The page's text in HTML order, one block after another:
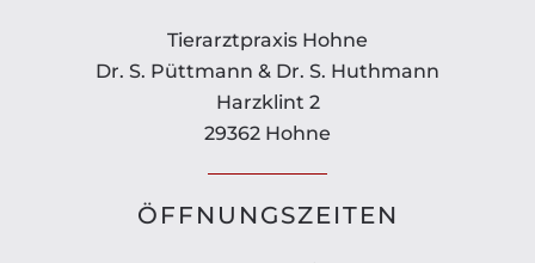
Tierarztpraxis Hohne
Dr. S. Püttmann & Dr. S. Huthmann
Harzklint 2
29362 Hohne
ÖFFNUNGSZEITEN